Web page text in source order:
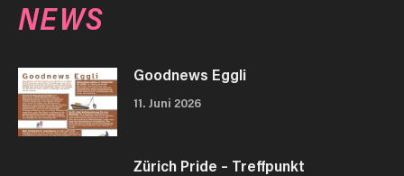
NEWS
Goodnews Eggli
11. Juni 2026
Zürich Pride – Treffpunkt